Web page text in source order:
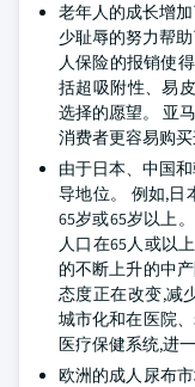
老年人的成长增
少耻辱的努力帮
人保险的报销使
括超吸附性、易
选择的愿望。 亚
消费者更容易购
由于日本、中国
导地位。 例如,日
65岁或65岁以上
人口在65人或以
的不断上升的中
态度正在改变,减
城市化和在医院
医疗保健系统,进
欧洲的成人尿布